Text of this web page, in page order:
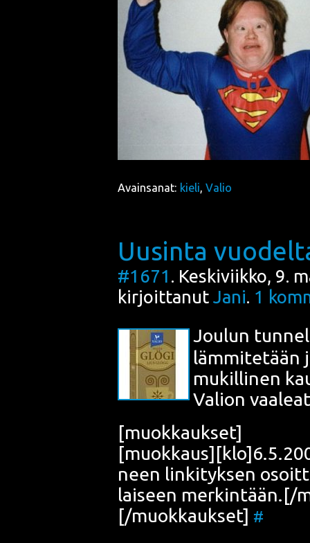
Avainsanat: kieli, Valio
Uusinta
#1671 . Keskiviikko, 9.
kirjoittanut Jani. 1
Jou­lun
läm­mi­te­tään
mukil­li­nen
Valion
[muok­kauk­set]
neen lin­ki­tyk­sen
lai­seen merkintään.[/
[/muokkaukset] #